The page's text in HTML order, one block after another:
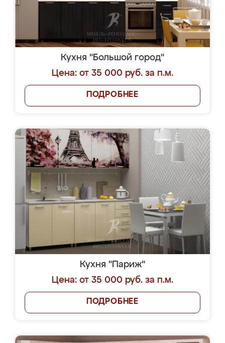
Кухня "Большой город"
Цена: от 35 000 руб. за п.м.
ПОДРОБНЕЕ
Кухня "Париж"
Цена: от 35 000 руб. за п.м.
ПОДРОБНЕЕ